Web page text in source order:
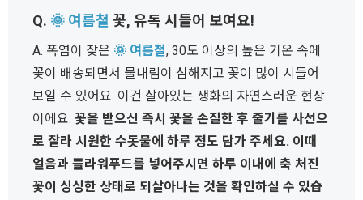
Q. 🌞 여름철 꽃, 유독 시들어 보여요!
A. 폭염이 잦은 🌞 여름철, 30도 이상의 높은 기온 속에
꽃이 배송되면서 물내림이 심해지고 꽃이 많이 시들어
보일 수 있어요. 이건 살아있는 생화의 자연스러운 현상
이에요. 꽃을 받으신 즉시 꽃을 손질한 후 줄기를 사선으
로 잘라 시원한 수돗물에 하루 정도 담가 주세요. 이때
얼음과 플라워푸드를 넣어주시면 하루 이내에 축 처진
꽃이 싱싱한 상태로 되살아나는 것을 확인하실 수 있습